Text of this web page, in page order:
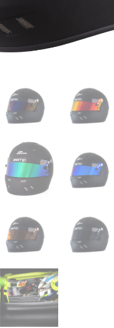
DE RENSEIGNEMENTS